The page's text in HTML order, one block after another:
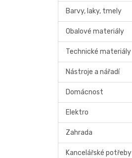
Barvy, laky, tmely
Obalové materiály
Technické materiály
Nástroje a nářadí
Domácnost
Elektro
Zahrada
Kancelářské potřeby